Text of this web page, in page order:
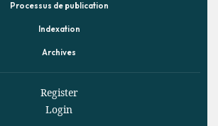
Processus de publication
Indexation
Archives
Register
Login